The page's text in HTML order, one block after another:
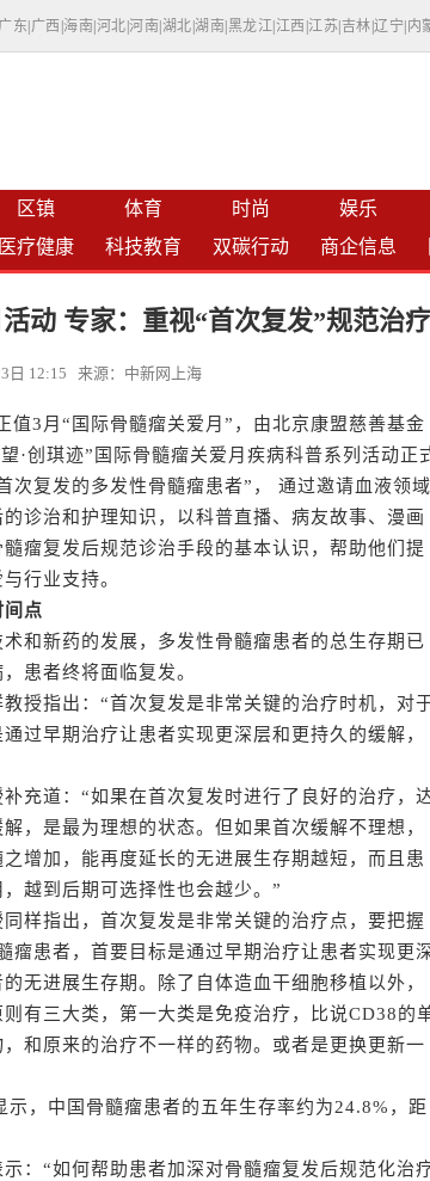
广东 广西 海南 河北 |河南 湖北 |湖南 黑龙江 江西 江苏 吉林 |辽宁 内
区镇 体育 时尚 娱乐
医疗健康 科技教育 双碳行动 商企信息
动 专家：重视“首次复发”规范治疗
日 12:15 来源：中新网上海
3月“国际骨髓瘤关爱月”，由北京康盟慈善基金
·创琪迹”国际骨髓瘤关爱月疾病科普系列活动正
次复发的多发性骨髓瘤患者”， 通过邀请血液领域
诊治和护理知识，以科普直播、病友故事、漫画
瘤复发后规范诊治手段的基本认识，帮助他们提
行业支持。
间点
新药的发展，多发性骨髓瘤患者的总生存期已
患者终将面临复发。
指出：“首次复发是非常关键的治疗时机，对
过早期治疗让患者实现更深层和更持久的缓解，
道：“如果在首次复发时进行了良好的治疗，
，是最为理想的状态。但如果首次缓解不理想，
增加，能再度延长的无进展生存期越短，而且患
越到后期可选择性也会越少。”
指出，首次复发是非常关键的治疗点，要把握
瘤患者，首要目标是通过早期治疗让患者实现更
无进展生存期。除了自体造血干细胞移植以外，
有三大类，第一大类是免疫治疗，比说CD38的
和原来的治疗不一样的药物。或者是更换更新一
，中国骨髓瘤患者的五年生存率约为24.8%，距
“如何帮助患者加深对骨髓瘤复发后规范化治